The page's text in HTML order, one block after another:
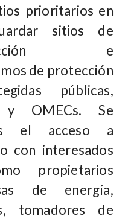
prioritarios en
sitios de
e
de protección
públicas,
y OMECs. Se
el acceso a
con interesados
propietarios
de energía,
tomadores de